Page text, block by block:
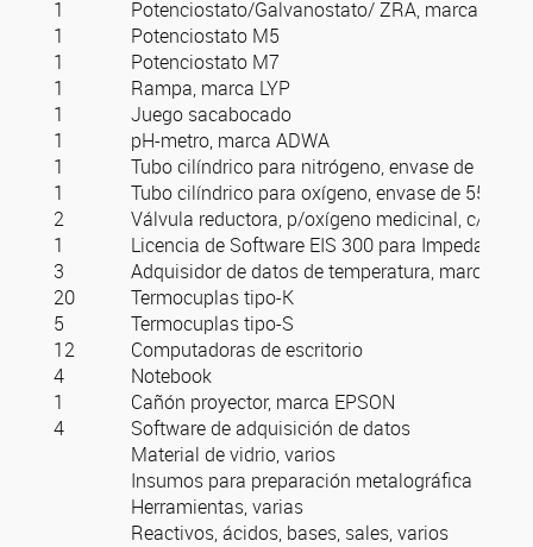
1
Potenciostato/Galvanostato/ ZRA, marca
1
Potenciostato M5
1
Potenciostato M7
1
Rampa, marca LYP
1
Juego sacabocado
1
pH-metro, marca ADWA
1
Tubo cilíndrico para nitrógeno, envase de 55
1
Tubo cilíndrico para oxígeno, envase de 55 kg
2
Válvula reductora, p/oxígeno medicinal, c/2
1
Licencia de Software EIS 300 para
3
Adquisidor de datos de temperatura, marca
20
Termocuplas tipo-K
5
Termocuplas tipo-S
12
Computadoras de escritorio
4
Notebook
1
Cañón proyector, marca EPSON
4
Software de adquisición de datos
Material de vidrio, varios
Insumos para preparación metalográfica
Herramientas, varias
Reactivos, ácidos, bases, sales, varios